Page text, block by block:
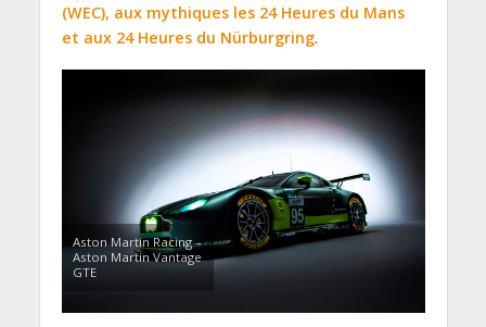
(WEC), aux mythiques les 24 Heures du Mans
et aux 24 Heures du Nürburgring.
Aston Martin Racing –
Aston Martin Vantage
GTE